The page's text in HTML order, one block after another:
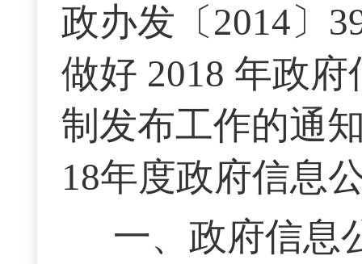
政办发〔2014〕
做好 2018 年政
制发布工作的通
18年度政府信息
一、政府信息